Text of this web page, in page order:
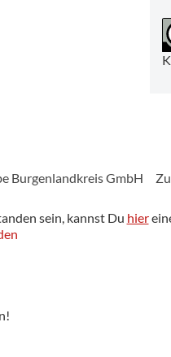
Burgenlandkreis GmbH
sein, kannst Du hier